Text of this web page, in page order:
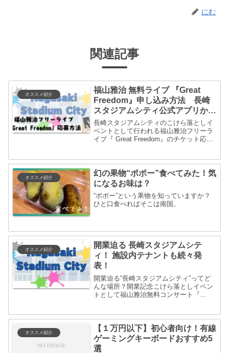
にむ
関連記事
オススメ紹介
福山雅治 無料ライブ 『Great
Freedom』申し込み方法 長崎
スタジアムシティ公式アプリから
のやり方解説！
長崎スタジアムシティのこけら落としイ
ベントとして行われる福山雅治フリーラ
イブ『 Great Freedom』のチケット応募
オススメ紹介
幻の果物“ポポー”食べてみた！気
になるお味は？
“ポポー”という果物を知っていますか？
ひと口食べればそこは南国。
オススメ紹介
開業迫る 長崎スタジアムシテ
ィ！ 施設内テナントも続々発
表！
開業迫る“長崎スタジアムシティ”ってど
んな場所？開業記念こけら落としイベン
トとして福山雅治無料コンサート『
オススメ紹介
【１万円以下】初心者向け！有線
ゲーミングキーボードおすすめ5
選